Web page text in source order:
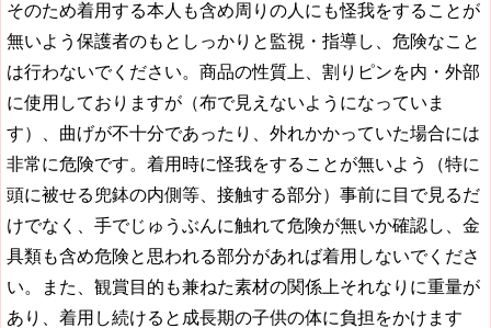
そのため着用する本人も含め周りの人にも怪我をすることが
無いよう保護者のもとしっかりと監視・指導し、危険なこと
は行わないでください。商品の性質上、割りピンを内・外部
に使用しておりますが（布で見えないようになっていま
す）、曲げが不十分であったり、外れかかっていた場合には
非常に危険です。着用時に怪我をすることが無いよう（特に
頭に被せる兜鉢の内側等、接触する部分）事前に目で見るだ
けでなく、手でじゅうぶんに触れて危険が無いか確認し、金
具類も含め危険と思われる部分があれば着用しないでくださ
い。また、観賞目的も兼ねた素材の関係上それなりに重量が
あり、着用し続けると成長期の子供の体に負担をかけます